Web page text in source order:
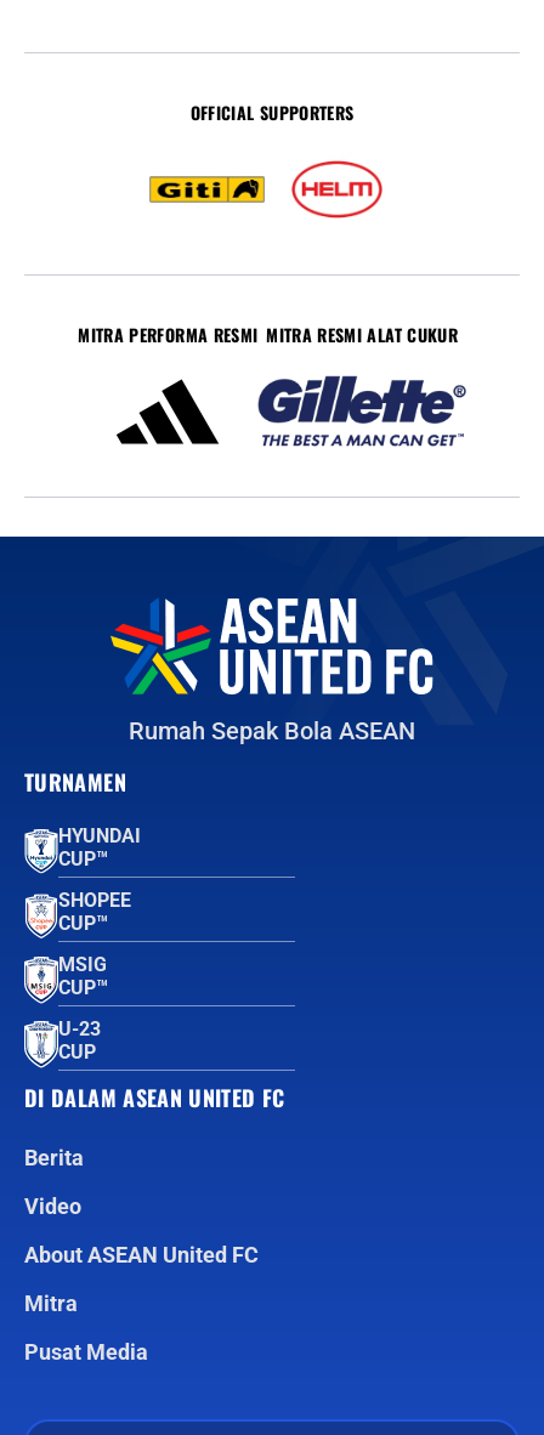
OFFICIAL SUPPORTERS
MITRA PERFORMA RESMI MITRA RESMI ALAT CUKUR
Rumah Sepak Bola ASEAN
TURNAMEN
HYUNDAI
CUP™
SHOPEE
CUP™
MSIG
CUP™
U-23
CUP
DI DALAM ASEAN UNITED FC
Berita
Video
About ASEAN United FC
Mitra
Pusat Media